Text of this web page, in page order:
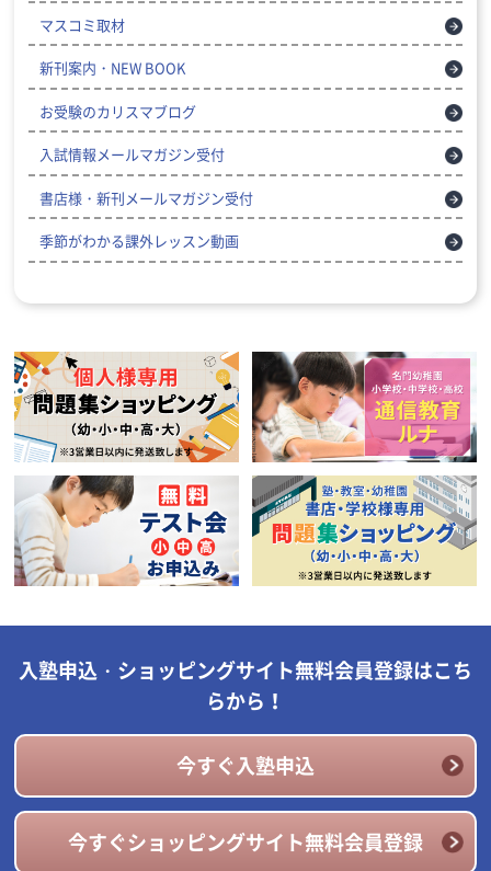
マスコミ取材
新刊案内・NEW BOOK
お受験のカリスマブログ
入試情報メールマガジン受付
書店様・新刊メールマガジン受付
季節がわかる課外レッスン動画
入塾申込・ショッピングサイト無料会員登録はこち
らから！
今すぐ入塾申込
今すぐショッピングサイト無料会員登録